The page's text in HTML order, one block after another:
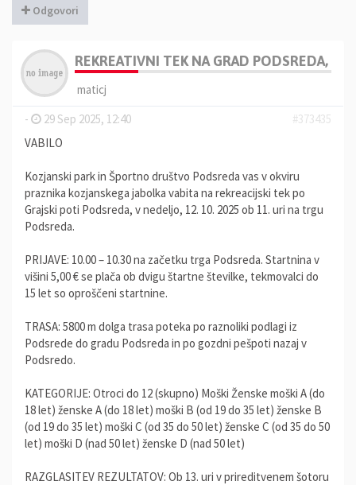
Odgovori
REKREATIVNI TEK NA GRAD PODSREDA,
maticj
-
29 Sep 2025, 12:40
#373435
VABILO
Kozjanski park in Športno društvo Podsreda vas v okviru
praznika kozjanskega jabolka vabita na rekreacijski tek po
Grajski poti Podsreda, v nedeljo, 12. 10. 2025 ob 11. uri na trgu
Podsreda.
PRIJAVE: 10.00 – 10.30 na začetku trga Podsreda. Startnina v
višini 5,00 € se plača ob dvigu štartne številke, tekmovalci do
15 let so oproščeni startnine.
TRASA: 5800 m dolga trasa poteka po raznoliki podlagi iz
Podsrede do gradu Podsreda in po gozdni pešpoti nazaj v
Podsredo.
KATEGORIJE: Otroci do 12 (skupno) Moški Ženske moški A (do
18 let) ženske A (do 18 let) moški B (od 19 do 35 let) ženske B
(od 19 do 35 let) moški C (od 35 do 50 let) ženske C (od 35 do 50
let) moški D (nad 50 let) ženske D (nad 50 let)
RAZGLASITEV REZULTATOV: Ob 13. uri v prireditvenem šotoru